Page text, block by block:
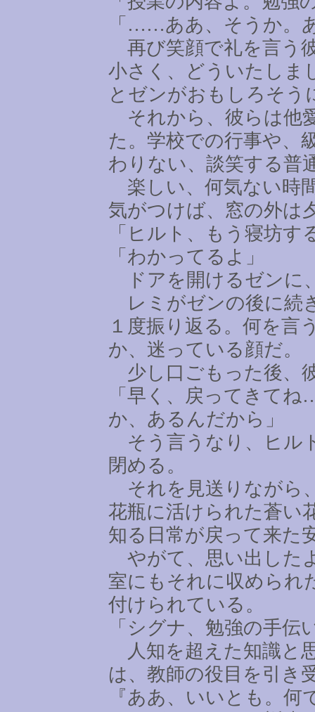
「 ……ああ、そうか。
再び笑顔で礼を言う
小さく、どういたしま
とゼンがおもしろそう
それから、彼らは他
た。学校での行事や、
わりない、談笑する普
楽しい、何気ない時
気がつけば、窓の外は
「ヒルト、もう寝坊す
「わかってるよ」
ドアを開けるゼンに
レミがゼンの後に続
１度振り返る。何を言
か、迷っている顔だ。
少し口ごもった後、
「早く、戻ってきてね
か、あるんだから」
そう言うなり、ヒル
閉める。
それを見送りながら
花瓶に活けられた蒼い
知る日常が戻って来た
やがて、思い出した
室にもそれに収められ
付けられている。
「シグナ、勉強の手
人知を超えた知識と
は、教師の役目を引き
『ああ、いいとも。